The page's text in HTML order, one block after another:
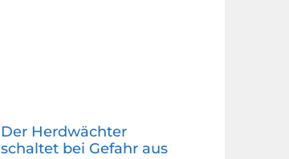
Der Herdwächter
schaltet bei Gefahr aus